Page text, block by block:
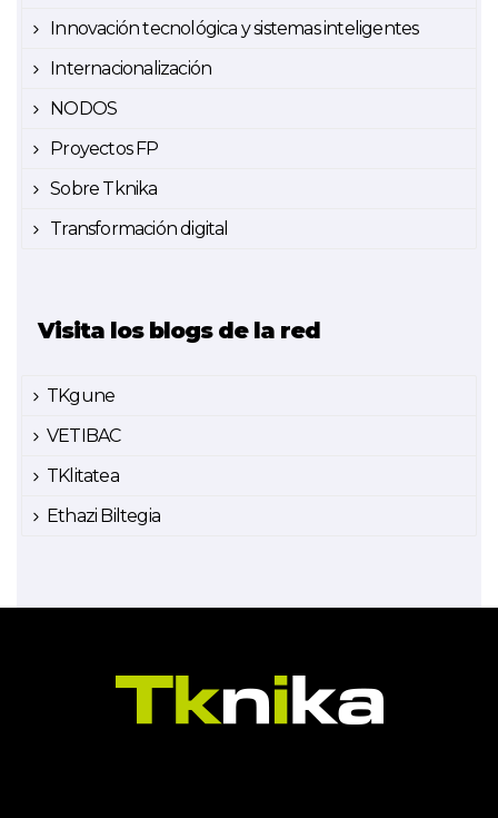
Innovación tecnológica y sistemas inteligentes
Internacionalización
NODOS
Proyectos FP
Sobre Tknika
Transformación digital
Visita los blogs de la red
TKgune
VETIBAC
TKlitatea
Ethazi Biltegia